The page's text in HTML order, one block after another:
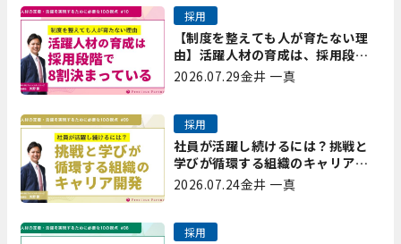
【制度を整えても人が育たない理
由】活躍人材の育成は、採用段階
で8割決まっている｜プレシャスパ
ートナーズ矢野
採用
2026.07.29金井 一真
社員が活躍し続けるには？挑戦と
学びが循環する組織のキャリア開
発｜プレシャスパートナーズ矢野
採用
2026.07.24金井 一真
採用